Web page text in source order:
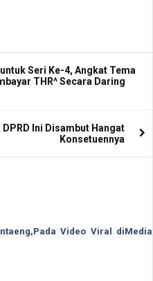
Seri Ke-4, Angkat Tema
THR^ Secara Daring
Ini Disambut Hangat
Konsetuennya
Video Viral diMedia